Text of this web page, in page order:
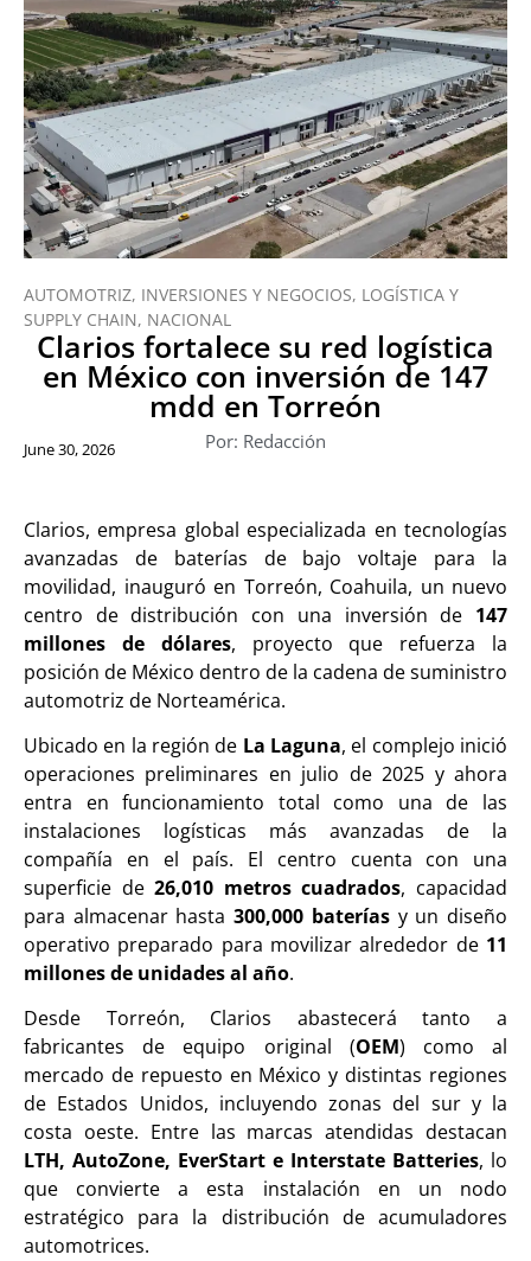
AUTOMOTRIZ, INVERSIONES Y NEGOCIOS, LOGÍSTICA Y
SUPPLY CHAIN, NACIONAL
Clarios fortalece su red logística
en México con inversión de 147
mdd en Torreón
Por: Redacción
June 30, 2026
Clarios, empresa global especializada en tecnologías
avanzadas de baterías de bajo voltaje para la
movilidad, inauguró en Torreón, Coahuila, un nuevo
centro de distribución con una inversión de 147
millones de dólares, proyecto que refuerza la
posición de México dentro de la cadena de suministro
automotriz de Norteamérica.
Ubicado en la región de La Laguna, el complejo inició
operaciones preliminares en julio de 2025 y ahora
entra en funcionamiento total como una de las
instalaciones logísticas más avanzadas de la
compañía en el país. El centro cuenta con una
superficie de26,010 metros cuadrados, capacidad
para almacenar hasta300,000 bateríasy un diseño
operativo preparado para movilizar alrededor de 11
millones de unidades al año.
Desde Torreón, Clarios abastecerá tanto a
fabricantes de equipo original (OEM) como al
mercado de repuesto en México y distintas regiones
de Estados Unidos, incluyendo zonas del sur y la
costa oeste. Entre las marcas atendidas destacan
LTH, AutoZone, EverStart e Interstate Batteries, lo
que convierte a esta instalación en un nodo
estratégico para la distribución de acumuladores
automotrices.